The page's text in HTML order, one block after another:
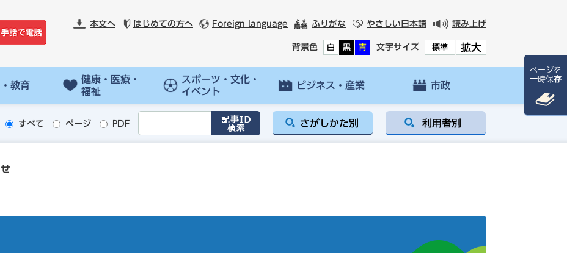
本文へ はじめての方へ Foreign language ふりがな やさしい日本語 読み上げ
背景色 白 黒 青 文字サイズ 標準 拡大
教育
健康・医療・
福祉
スポーツ・文化・
イベント
ビジネス・産業 市政
すべて ページ PDF さがしかた別 利用者別
ページを
一時保存